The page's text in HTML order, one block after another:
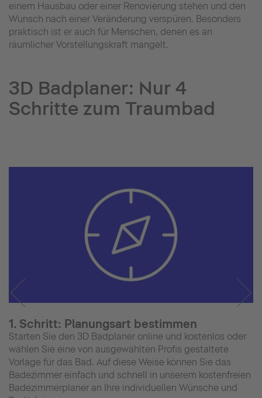
einem Hausbau oder einer Renovierung stehen und den
Wunsch nach einer Veränderung verspüren. Besonders
praktisch ist er auch für Menschen, denen es an
räumlicher Vorstellungskraft mangelt.
3D Badplaner: Nur 4
Schritte zum Traumbad
1. Schritt: Planungsart bestimmen
Starten Sie den 3D Badplaner online und kostenlos oder
wählen Sie eine von ausgewählten Profis gestaltete
Vorlage für das Bad. Auf diese Weise können Sie das
Badezimmer einfach und schnell in unserem kostenfreien
Badezimmerplaner an Ihre individuellen Wünsche und